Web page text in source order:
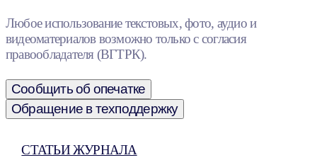
Любое использование текстовых, фото, аудио и
видеоматериалов возможно только с согласия
правообладателя (ВГТРК).
Сообщить об опечатке
Обращение в техподдержку
СТАТЬИ ЖУРНАЛА